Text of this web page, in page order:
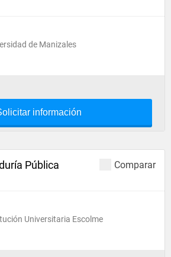
de Manizales
información
Comparar
Pública
Universitaria Escolme